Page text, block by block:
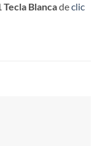
Tecla Blancadeclic